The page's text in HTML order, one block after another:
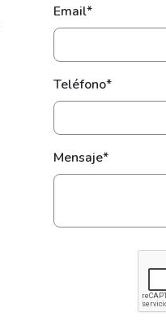
Email*
Teléfono*
Mensaje*